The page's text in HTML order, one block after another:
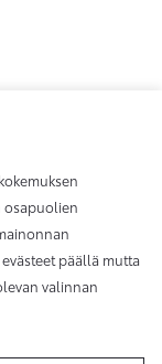
osapuolien
päällä mutta
valinnan